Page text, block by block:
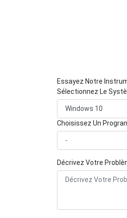
Essayez Notre
Sélectionnez Le
Choisissez Un
Décrivez Votre